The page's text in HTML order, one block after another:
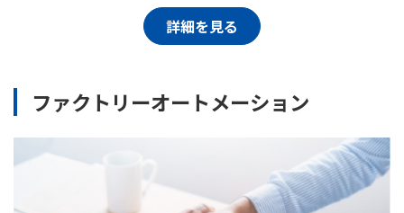
詳細を見る
ファクトリーオートメーション